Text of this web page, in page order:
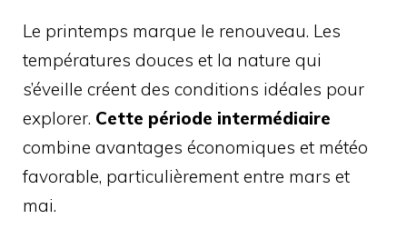
Le printemps marque le renouveau. Les
températures douces et la nature qui
s’éveille créent des conditions idéales pour
explorer. Cette période intermédiaire
combine avantages économiques et météo
favorable, particulièrement entre mars et
mai.